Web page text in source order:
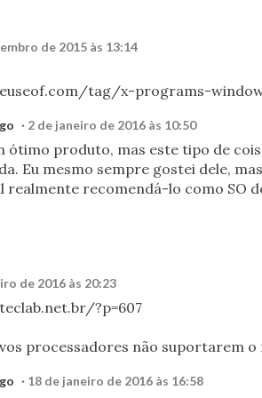
de 2015 às 13:14
tag/x-programs-
2 de janeiro de 2016 às 10:50
ótimo produto, mas este tipo de
Eu mesmo sempre gostei dele,
realmente recomendá-lo como SO
de 2016 às 20:23
?p=607
processadores não suportarem o
18 de janeiro de 2016 às 16:58